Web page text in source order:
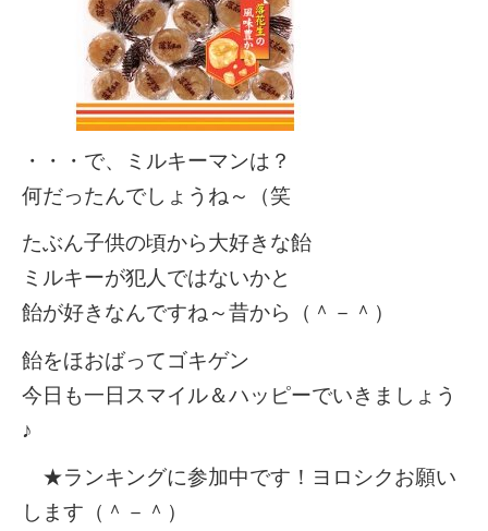
・・・で、ミルキーマンは？
何だったんでしょうね～（笑
たぶん子供の頃から大好きな飴
ミルキーが犯人ではないかと
飴が好きなんですね～昔から（＾－＾）
飴をほおばってゴキゲン
今日も一日スマイル＆ハッピーでいきましょう
♪
★ランキングに参加中です！ヨロシクお願い
します（＾－＾）